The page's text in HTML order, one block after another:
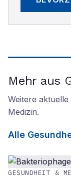
Mehr aus
Weitere
Medizin.
Alle
GESUNDHEIT &